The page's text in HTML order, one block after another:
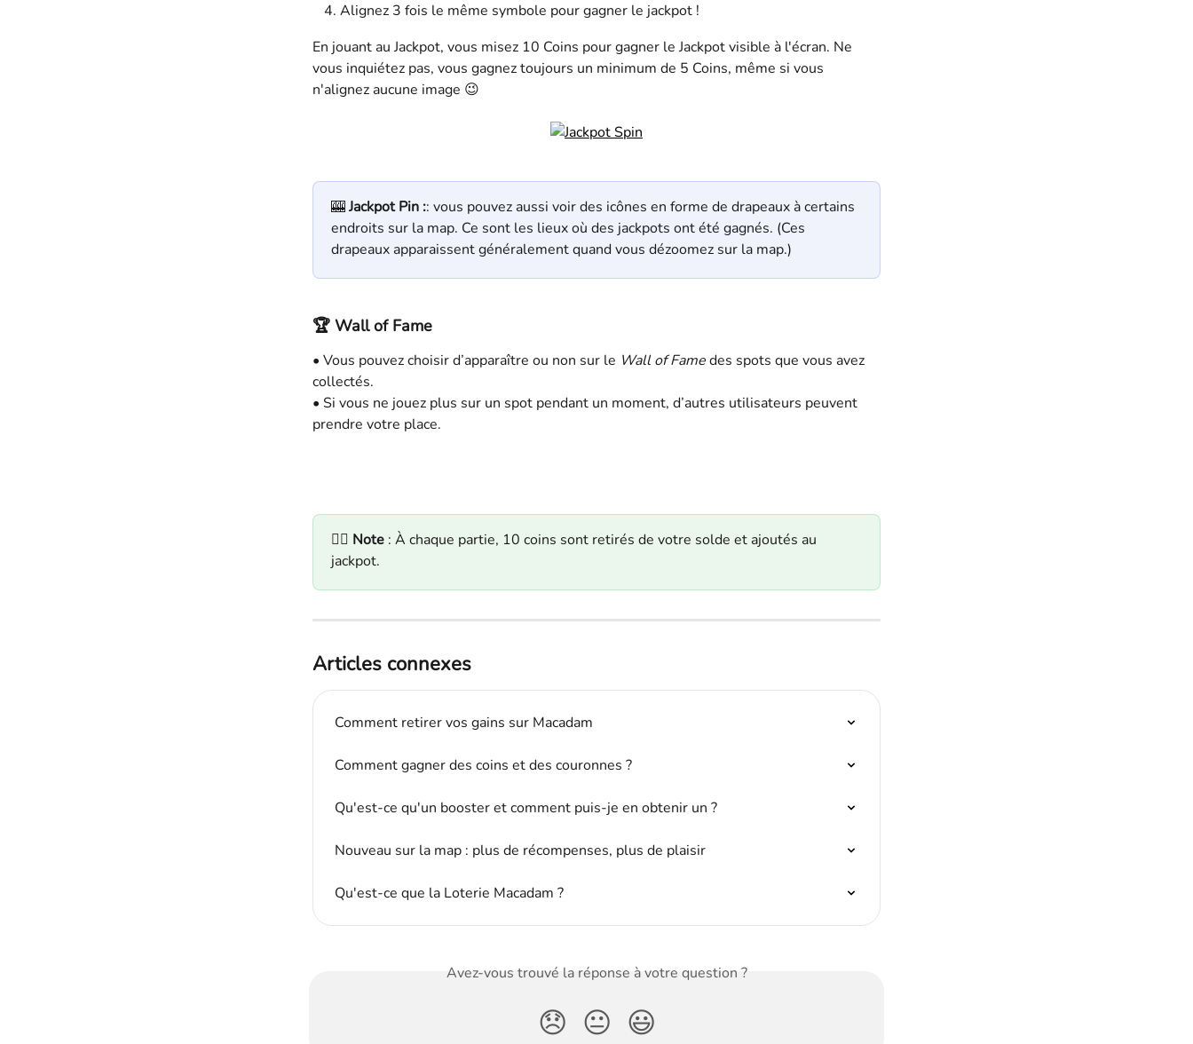
Alignez 3 fois le même symbole pour gagner le jackpot !
En jouant au Jackpot, vous misez 10 Coins pour gagner le Jackpot visible à l'écran. Ne
vous inquiétez pas, vous gagnez toujours un minimum de 5 Coins, même si vous
n'alignez aucune image 😉
🎰 Jackpot Pin :: vous pouvez aussi voir des icônes en forme de drapeaux à certains
endroits sur la map. Ce sont les lieux où des jackpots ont été gagnés. (Ces
drapeaux apparaissent généralement quand vous dézoomez sur la map.)
🏆 Wall of Fame
• Vous pouvez choisir d’apparaître ou non sur le Wall of Fame des spots que vous avez
collectés.
• Si vous ne jouez plus sur un spot pendant un moment, d’autres utilisateurs peuvent
prendre votre place.
✍🏻 Note : À chaque partie, 10 coins sont retirés de votre solde et ajoutés au
jackpot.
Articles connexes
Comment retirer vos gains sur Macadam
Comment gagner des coins et des couronnes ?
Qu'est-ce qu'un booster et comment puis-je en obtenir un ?
Nouveau sur la map : plus de récompenses, plus de plaisir
Qu'est-ce que la Loterie Macadam ?
Avez-vous trouvé la réponse à votre question ?
😞 😐 😃